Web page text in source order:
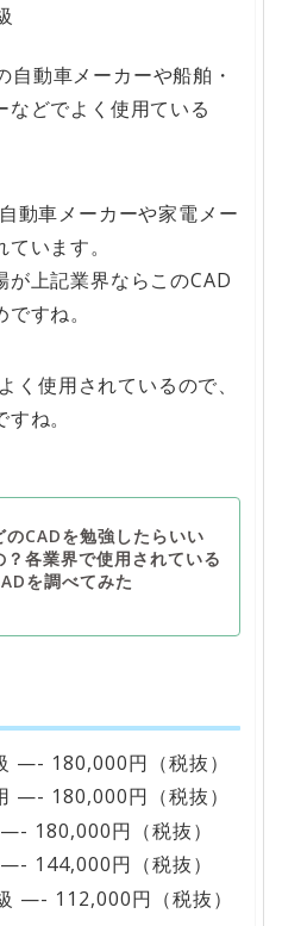
動車メーカーや船舶・
どでよく使用ている
動車メーカーや家電メー
います。
が上記業界ならこのCAD
すね。
使用されているので、
ね。
のCADを勉強したらいい
？各業界で使用されている
を調べてみた
180,000円（税抜）
180,000円（税抜）
円（税抜）
円（税抜）
—- 112,000円（税抜）